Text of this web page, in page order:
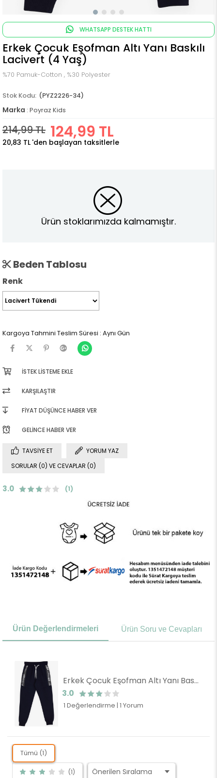
WHATSAPP DESTEK HATTI
Erkek Çocuk Eşofman Altı Yanı Baskılı
Lacivert (4 Yaş)
%70 Pamuk-Cotton , %30 Polyester
(PYZ2226-34)
Marka : Poyraz Kids
214,99 TL 124,99 TL
20,83 TL 'den başlayan taksitlerle
Ürün stoklarımızda kalmamıştır.
Beden Tablosu
Renk
Kargoya Tahmini Teslim Süresi : Aynı Gün
İSTEK LISTEME EKLE
KARŞILAŞTIR
FIYAT DÜŞÜNCE HABER VER
GELINCE HABER VER
TAVSIYE ET
YORUM YAZ
SORULAR (0) VE CEVAPLAR (0)
3.0 (1)
Ürün Değerlendirmeleri Ürün Soru ve Cevapları
Erkek Çocuk Eşofman Altı Yanı Baskılı Lacivert (4 Yaş)
3.0
1 Değerlendirme | 1 Yorum
Tümü (1)
(1)